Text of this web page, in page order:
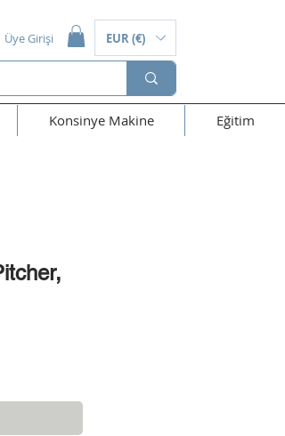
Üye Girişi EUR (€)
Konsinye Makine Eğitim